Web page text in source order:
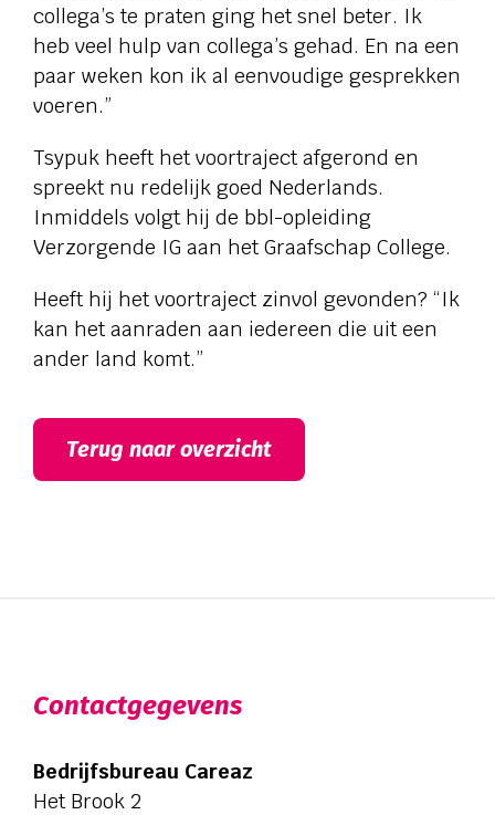
collega’s te praten ging het snel beter. Ik
heb veel hulp van collega’s gehad. En na een
paar weken kon ik al eenvoudige gesprekken
voeren.”
Tsypuk heeft het voortraject afgerond en
spreekt nu redelijk goed Nederlands.
Inmiddels volgt hij de bbl-opleiding
Verzorgende IG aan het Graafschap College.
Heeft hij het voortraject zinvol gevonden? “Ik
kan het aanraden aan iedereen die uit een
ander land komt.”
Terug naar overzicht
Contactgegevens
Bedrijfsbureau Careaz
Het Brook 2